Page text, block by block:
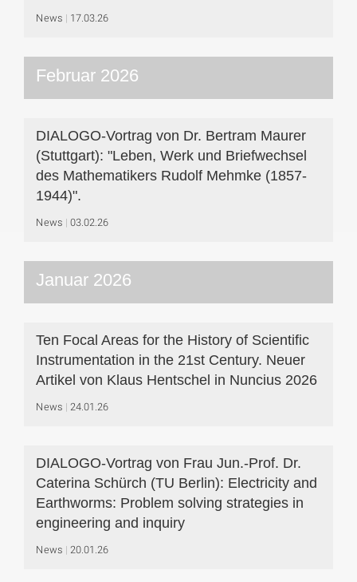
News 17.03.26
Februar 2026
DIALOGO-Vortrag von Dr. Bertram Maurer
(Stuttgart): "Leben, Werk und Briefwechsel
des Mathematikers Rudolf Mehmke (1857-
1944)".
News 03.02.26
Januar 2026
Ten Focal Areas for the History of Scientific
Instrumentation in the 21st Century. Neuer
Artikel von Klaus Hentschel in Nuncius 2026
News 24.01.26
DIALOGO-Vortrag von Frau Jun.-Prof. Dr.
Caterina Schürch (TU Berlin): Electricity and
Earthworms: Problem solving strategies in
engineering and inquiry
News 20.01.26